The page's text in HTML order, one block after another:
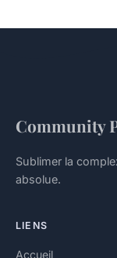
Community
Sublimer la
absolue.
LIENS
Accueil